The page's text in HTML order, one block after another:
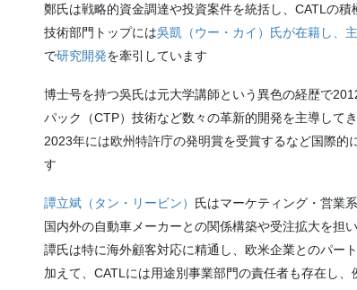
鄭氏は戦略的資金調達や投資案件を統括し、CATLの
技術部門トップには吳凱（ウー・カイ）氏が在籍し、
で研究開発を牽引しています​
博士号を持つ吳氏は元大学講師という異色の経歴で
パック（CTP）技術など数々の革新的開発を主導して
2023年には欧州特許庁の発明賞を受賞するなど国際的
す​
譚立斌（タン・リービン） 氏はマーケティング・営業
国内外の自動車メーカーとの関係構築や受注拡大を担
譚氏は特に海外顧客対応に精通し、欧米企業とのパー
加えて、CATLには用途別事業部門の責任者も存在し